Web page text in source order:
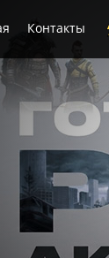
Контакты